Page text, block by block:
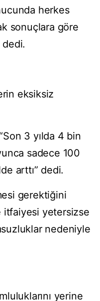
herkes
sonuçlara göre
eksiksiz
3 yılda 4 bin
sadece 100
arttı” dedi.
gerektiğini
itfaiyesi yetersizse
nedeniyle
yerine